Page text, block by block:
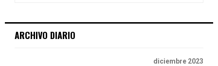
ARCHIVO DIARIO
diciembre 2023